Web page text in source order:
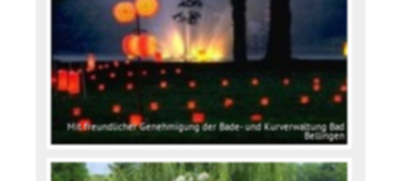
Mit freundlicher Genehmigung der Bade- und Kurverwaltung Bad
Bellingen